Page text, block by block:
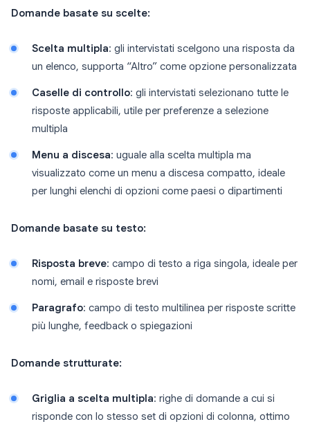
Domande basate su scelte:
Scelta multipla: gli intervistati scelgono una risposta da
un elenco, supporta “Altro” come opzione personalizzata
Caselle di controllo: gli intervistati selezionano tutte le
risposte applicabili, utile per preferenze a selezione
multipla
Menu a discesa: uguale alla scelta multipla ma
visualizzato come un menu a discesa compatto, ideale
per lunghi elenchi di opzioni come paesi o dipartimenti
Domande basate su testo:
Risposta breve: campo di testo a riga singola, ideale per
nomi, email e risposte brevi
Paragrafo: campo di testo multilinea per risposte scritte
più lunghe, feedback o spiegazioni
Domande strutturate:
Griglia a scelta multipla: righe di domande a cui si
risponde con lo stesso set di opzioni di colonna, ottimo